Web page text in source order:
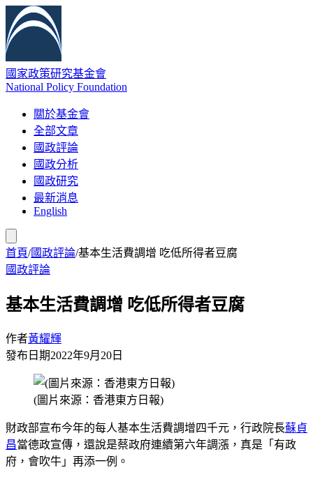
國家政策研究基金會
National Policy Foundation
關於基金會
全部文章
國政評論
國政分析
國政研究
最新消息
English
首頁/國政評論/基本生活費調增 吃低所得者豆腐
國政評論
基本生活費調增 吃低所得者豆腐
作者黃耀輝
發布日期2022年9月20日
(圖片來源：香港東方日報)
財政部宣布今年的每人基本生活費調增四千元，行政院長蘇貞
昌當德政宣傳，還說是蔡政府連續第六年調漲，真是「有政
府，會吹牛」再添一例。